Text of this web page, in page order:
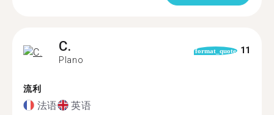
C.
Plano
format_quote 11
流利
法语 英语